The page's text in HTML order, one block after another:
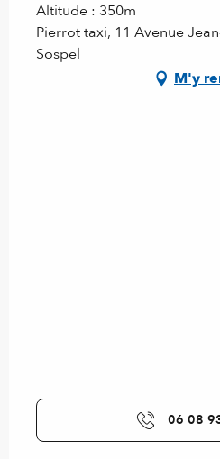
Altitude : 350m
Pierrot taxi, 11 Avenue
Sospel
M'y
06 08